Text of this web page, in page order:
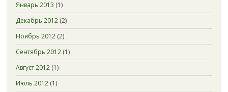
Январь 2013 (1)
Декабрь 2012(2)
Ноябрь 2012(2)
Сентябрь 2012(1)
Август 2012(1)
Июль 2012(1)